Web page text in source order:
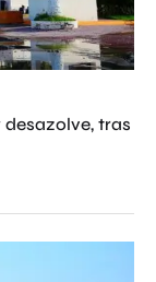
tras